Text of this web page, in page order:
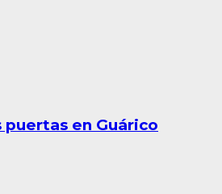
puertas en Guárico